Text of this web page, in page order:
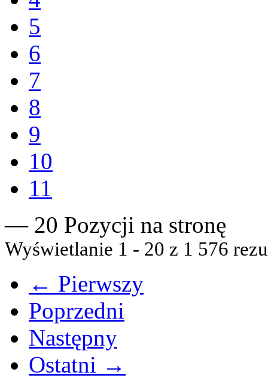
5
6
7
8
9
10
11
— 20 Pozycji na stronę
Wyświetlanie 1 - 20 z 1 576
← Pierwszy
Poprzedni
Następny
Ostatni →